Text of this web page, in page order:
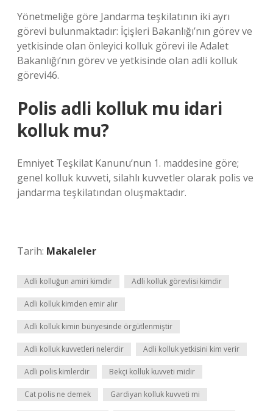
Yönetmeliğe göre Jandarma teşkilatının iki ayrı
görevi bulunmaktadır: İçişleri Bakanlığı’nın görev ve
yetkisinde olan önleyici kolluk görevi ile Adalet
Bakanlığı’nın görev ve yetkisinde olan adli kolluk
görevi46.
Polis adli kolluk mu idari
kolluk mu?
Emniyet Teşkilat Kanunu’nun 1. maddesine göre;
genel kolluk kuvveti, silahlı kuvvetler olarak polis ve
jandarma teşkilatından oluşmaktadır.
Tarih: Makaleler
Adli kolluğun amiri kimdir Adli kolluk görevlisi kimdir
Adli kolluk kimden emir alır
Adli kolluk kimin bünyesinde örgütlenmiştir
Adli kolluk kuvvetleri nelerdir Adli kolluk yetkisini kim verir
Adli polis kimlerdir Bekçi kolluk kuvveti midir
Cat polis ne demek Gardiyan kolluk kuvveti mi